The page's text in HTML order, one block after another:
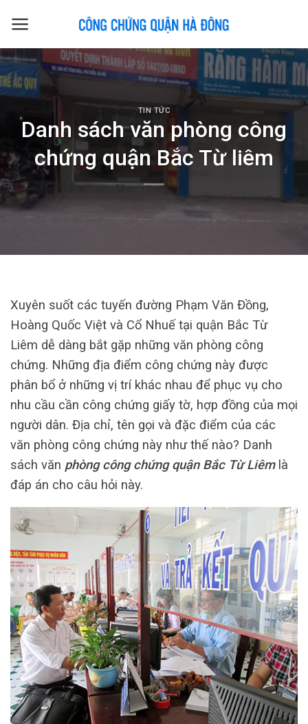
TIN TỨC
Danh sách văn phòng công
chứng quận Bắc Từ liêm
Xuyên suốt các tuyến đường Phạm Văn Đồng,
Hoàng Quốc Việt và Cổ Nhuế tại quận Bắc Từ
Liêm dễ dàng bắt gặp những văn phòng công
chứng. Những địa điểm công chứng này được
phân bổ ở những vị trí khác nhau để phục vụ cho
nhu cầu cần công chứng giấy tờ, hợp đồng của mọi
người dân. Địa chỉ, tên gọi và đặc điểm của các
văn phòng công chứng này như thế nào? Danh
sách văn phòng công chứng quận Bắc Từ Liêm là
đáp án cho câu hỏi này.